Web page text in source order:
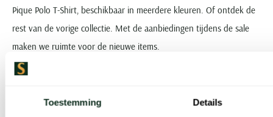
Toestemming Details
Pique Polo T-Shirt, beschikbaar in meerdere kleuren. Of ontdek de
rest van de vorige collectie. Met de aanbiedingen tijdens de sale
maken we ruimte voor de nieuwe items.
in opvallende kleuren een frisse twist. Afgeprijsd is het een